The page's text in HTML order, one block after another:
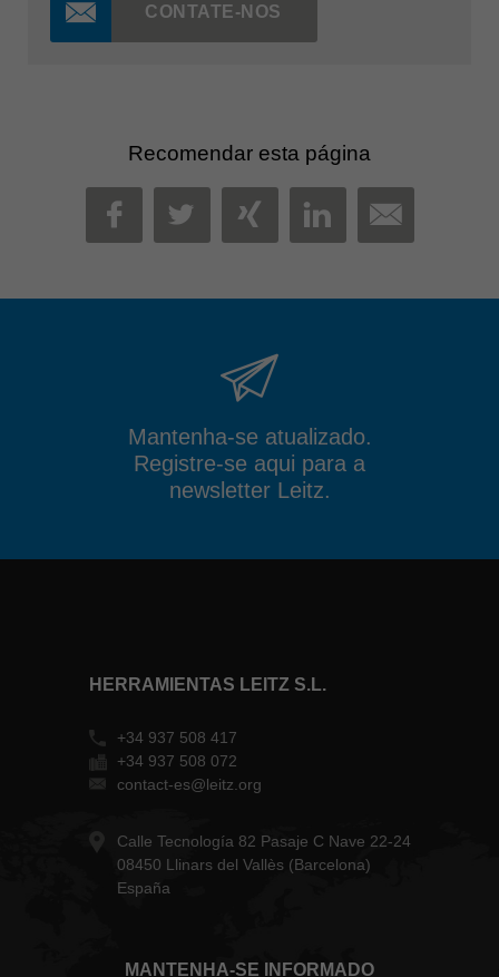
CONTATE-NOS
Recomendar esta página
FACEBOOK
TWITTER
XINGLINKEDIN
MAIL
Mantenha-se atualizado.
Registre-se aqui para a
newsletter Leitz.
HERRAMIENTAS LEITZ S.L.
+34 937 508 417
+34 937 508 072
contact-es@leitz.org
Calle Tecnología 82 Pasaje C Nave 22-24
08450 Llinars del Vallès (Barcelona)
España
MANTENHA-SE INFORMADO